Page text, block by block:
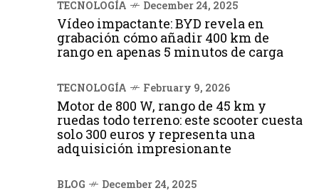
TECNOLOGÍA December 24, 2025
Vídeo impactante: BYD revela en
grabación cómo añadir 400 km de
rango en apenas 5 minutos de carga
TECNOLOGÍA February 9, 2026
Motor de 800 W, rango de 45 km y
ruedas todo terreno: este scooter cuesta
solo 300 euros y representa una
adquisición impresionante
BLOG December 24, 2025